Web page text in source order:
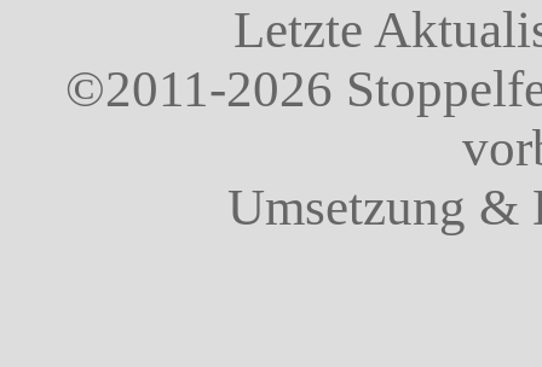
Letzte
©2011-2026
Umsetzung &